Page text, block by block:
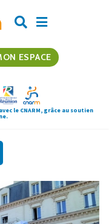
ESPACE
le CNARM, grâce au soutien